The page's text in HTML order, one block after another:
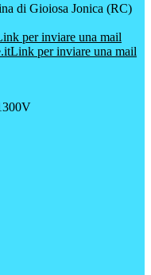
di Gioiosa Jonica (RC)
per inviare una mail
Link per inviare una mail